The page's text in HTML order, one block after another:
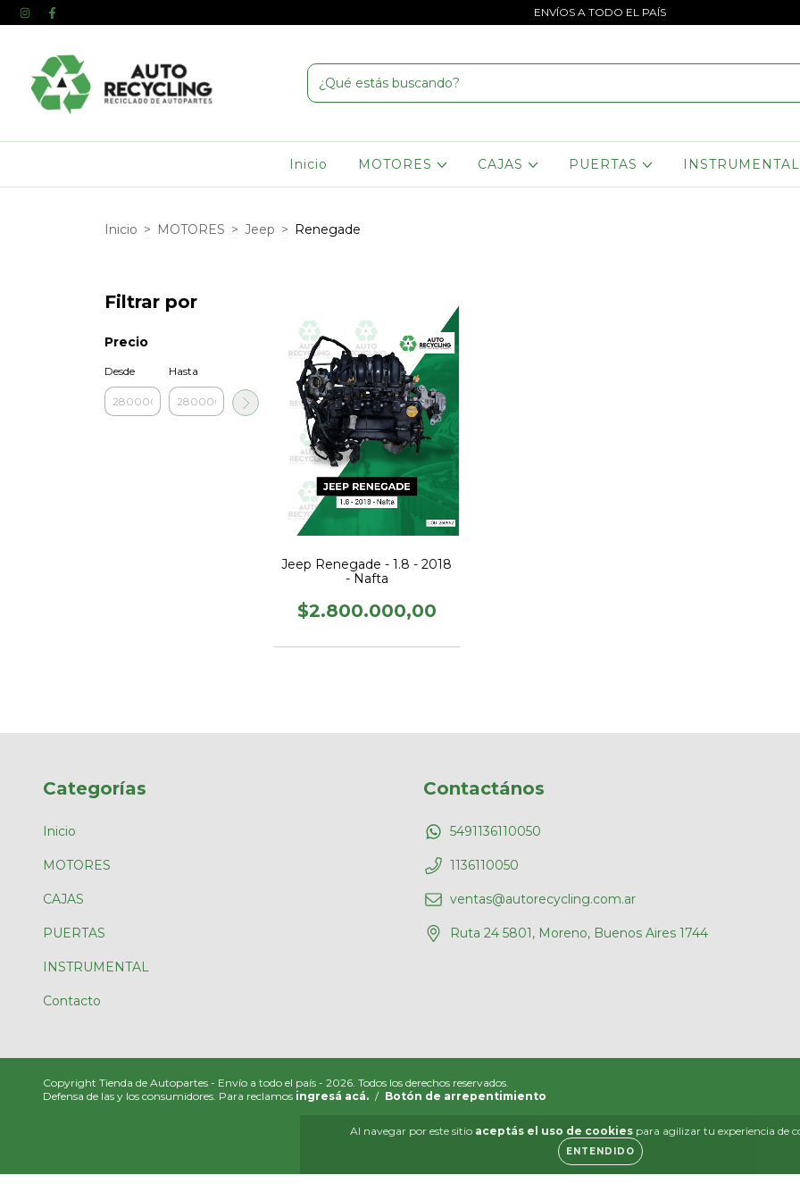
ENVÍOS A TODO EL PAÍS
Inicio MOTORES CAJAS PUERTAS INSTRUMENTAL
Al navegar por este sitio aceptás el uso de cookies para agilizar tu experiencia de
ENTENDIDO
Inicio > MOTORES > Jeep > Renegade
Filtrar por
Precio
Desde Hasta
Jeep Renegade - 1.8 - 2018
- Nafta
$2.800.000,00
Categorías
Inicio
MOTORES
CAJAS
PUERTAS
INSTRUMENTAL
Contacto
Contactános
5491136110050
1136110050
ventas@autorecycling.com.ar
Ruta 24 5801, Moreno, Buenos Aires 1744
Copyright Tienda de Autopartes - Envío a todo el país - 2026. Todos los derechos reservados.
Defensa de las y los consumidores. Para reclamos ingresá acá. / Botón de arrepentimiento